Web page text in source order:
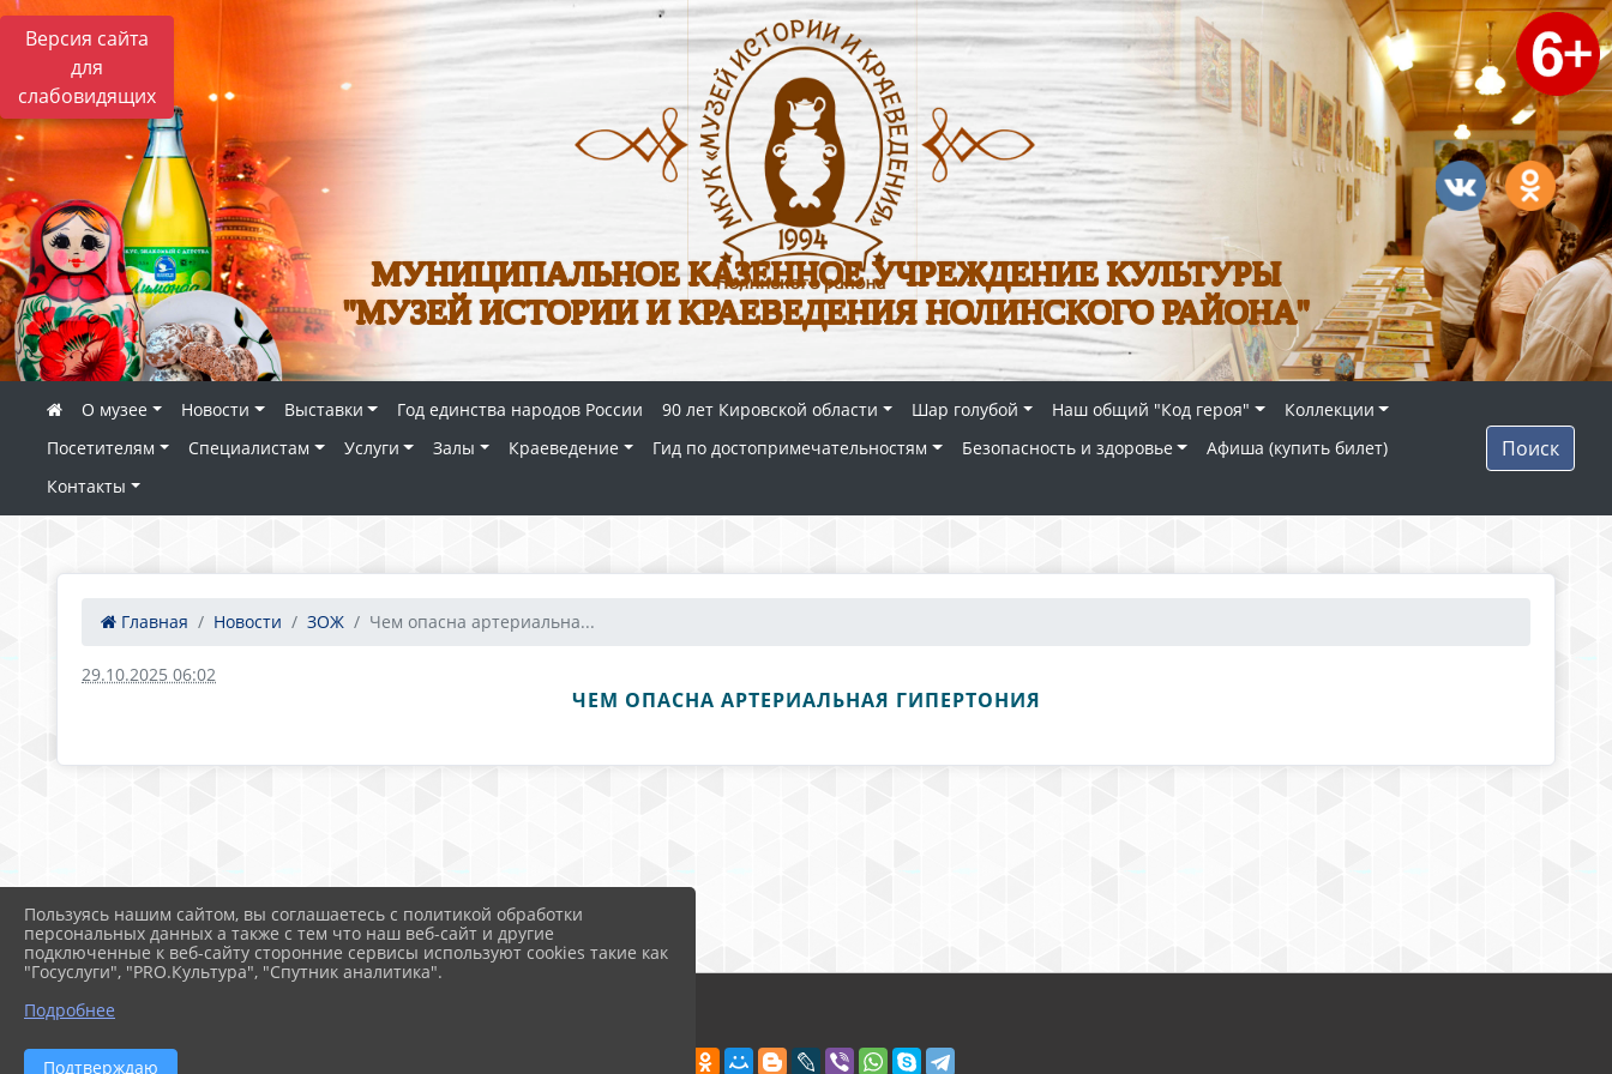
Версия сайта
для
слабовидящих
МУНИЦИПАЛЬНОЕ КАЗЕННОЕ УЧРЕЖДЕНИЕ КУЛЬТУРЫ
"МУЗЕЙ ИСТОРИИ И КРАЕВЕДЕНИЯ НОЛИНСКОГО РАЙОНА"
О музее Новости Выставки Год единства народов России 90 лет Кировской области Шар голубой Наш общий "Код героя"
Коллекции
Посетителям
Специалистам Услуги Залы Краеведение Гид по достопримечательностям Безопасность и здоровье
Афиша (купить билет)
Контакты
Поиск
Главная Новости ЗОЖ Чем опасна артериальна...
29.10.2025 06:02
ЧЕМ ОПАСНА АРТЕРИАЛЬНАЯ ГИПЕРТОНИЯ
Пользуясь нашим сайтом, вы соглашаетесь с политикой обработки
персональных данных а также с тем что наш веб-сайт и другие
подключенные к веб-сайту сторонние сервисы используют cookies такие как
"Госуслуги", "PRO.Культура", "Спутник аналитика".
Подробнее
Подтверждаю